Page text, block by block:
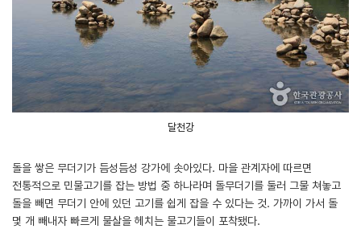
달천강
돌을 쌓은 무더기가 듬성듬성 강가에 솟아있다. 마을 관계자에 따르면
전통적으로 민물고기를 잡는 방법 중 하나라며 돌무더기를 둘러 그물 쳐놓고
돌을 빼면 무더기 안에 있던 고기를 쉽게 잡을 수 있다는 것. 가까이 가서 돌
몇 개 빼내자 빠르게 물살을 헤치는 물고기들이 포착됐다.